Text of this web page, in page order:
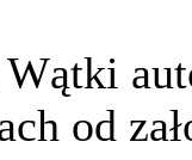
Wątki
od